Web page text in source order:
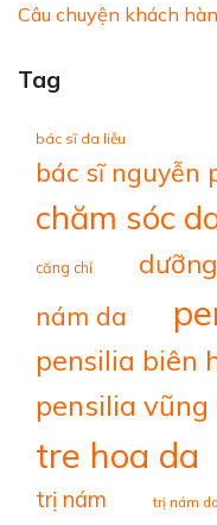
Câu chuyện khách
Tag
bác sĩ da liễu
bác sĩ nguyễn
chăm sóc
căng chỉ
nám da
pensilia biên
pensilia vũng
tre hoa da
trị nám trị nám da